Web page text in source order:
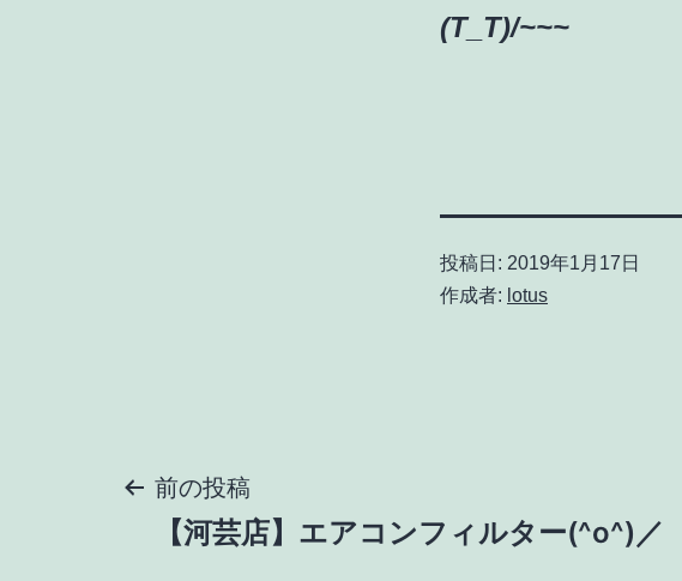
(T_T)/~~~
投稿日: 2019年1月17日
作成者: lotus
投前の投稿
【河芸店】エアコンフィルター(^o^)／